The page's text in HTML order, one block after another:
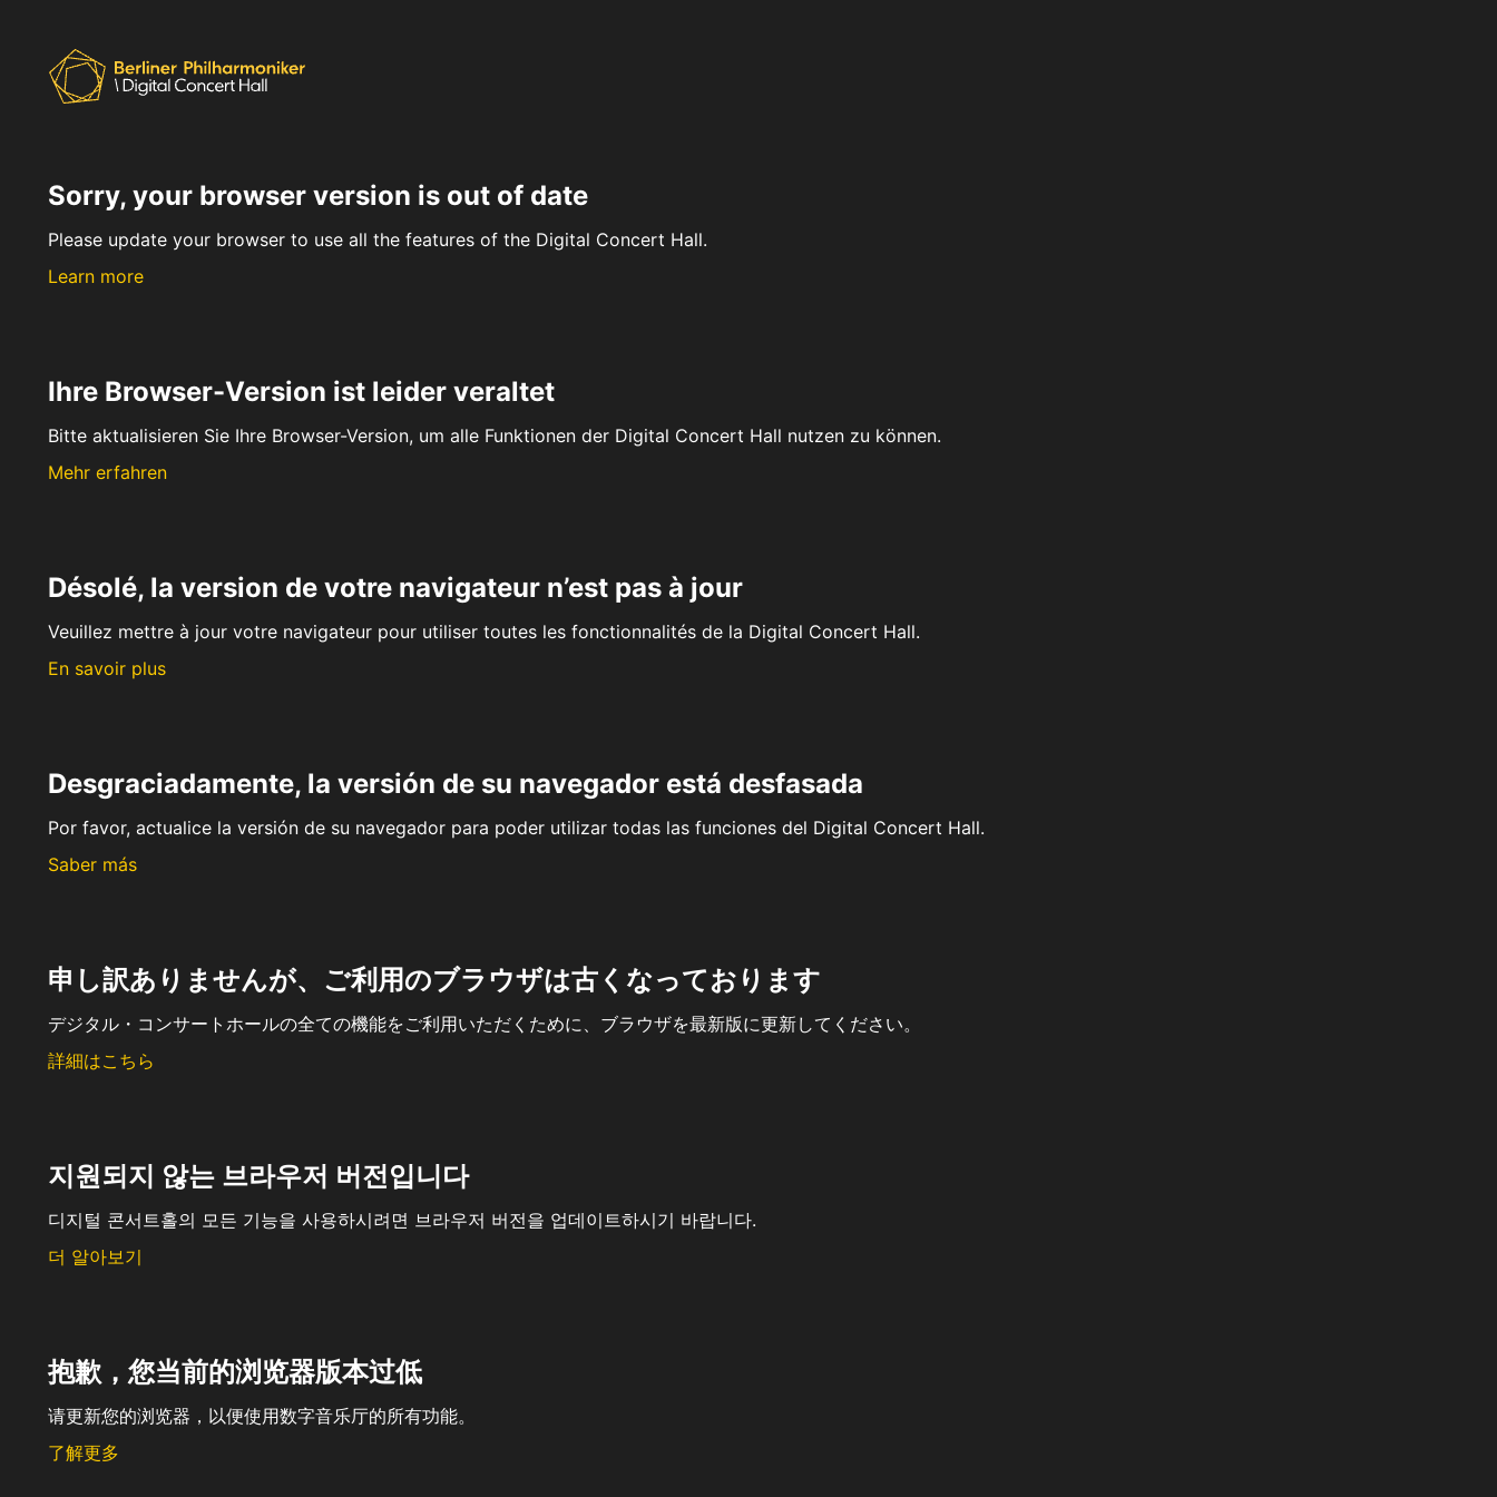
Sorry, your browser version is out of date
Please update your browser to use all the features of the Digital Concert Hall.
Learn more
Ihre Browser-Version ist leider veraltet
Bitte aktualisieren Sie Ihre Browser-Version, um alle Funktionen der Digital Concert Hall nutzen zu können.
Mehr erfahren
Désolé, la version de votre navigateur n’est pas à jour
Veuillez mettre à jour votre navigateur pour utiliser toutes les fonctionnalités de la Digital Concert Hall.
En savoir plus
Desgraciadamente, la versión de su navegador está desfasada
Por favor, actualice la versión de su navegador para poder utilizar todas las funciones del Digital Concert Hall.
Saber más
申し訳ありませんが、ご利用のブラウザは古くなっております
デジタル・コンサートホールの全ての機能をご利用いただくために、ブラウザを最新版に更新してください。
詳細はこちら
지원되지 않는 브라우저 버전입니다
디지털 콘서트홀의 모든 기능을 사용하시려면 브라우저 버전을 업데이트하시기 바랍니다.
더 알아보기
抱歉，您当前的浏览器版本过低
请更新您的浏览器，以便使用数字音乐厅的所有功能。
了解更多